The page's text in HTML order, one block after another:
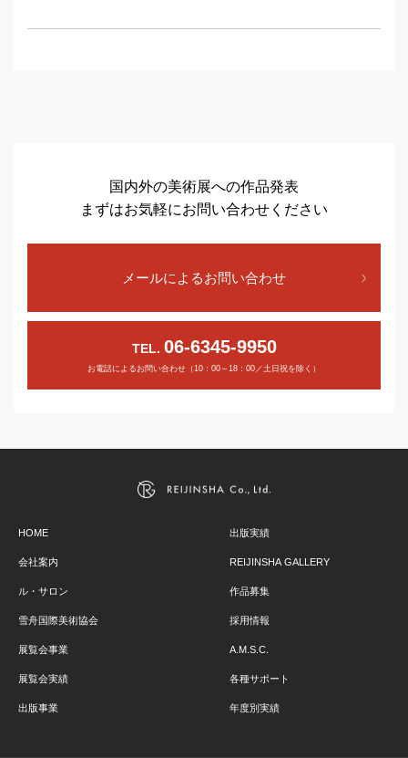
国内外の美術展への作品発表
まずはお気軽にお問い合わせください
メールによるお問い合わせ
TEL. 06-6345-9950
お電話によるお問い合わせ（10：00～18：00／土日祝を除く）
HOME
会社案内
ル・サロン
雪舟国際美術協会
展覧会事業
展覧会実績
出版事業
出版実績
REIJINSHA GALLERY
作品募集
採用情報
A.M.S.C.
各種サポート
年度別実績